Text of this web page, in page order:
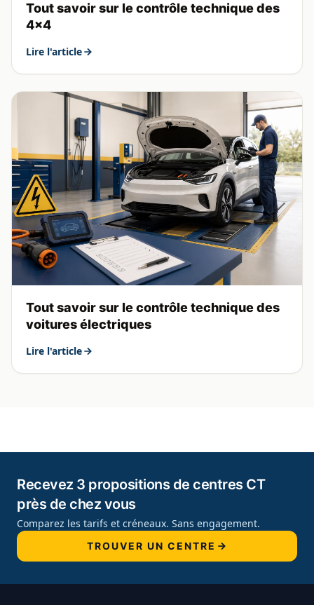
Tout savoir sur le contrôle technique des
4x4
Lire l'article
Tout savoir sur le contrôle technique des
voitures électriques
Lire l'article
Recevez 3 propositions de centres CT
près de chez vous
Comparez les tarifs et créneaux. Sans engagement.
TROUVER UN CENTRE